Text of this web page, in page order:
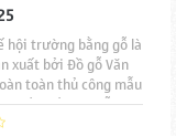
hội trường bằng gỗ là
xuất bởi Đồ gỗ Văn
toàn thủ công mẫu
tế. Chất liệu gỗ tự
thể được sản xuất từ